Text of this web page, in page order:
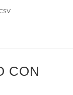
CON